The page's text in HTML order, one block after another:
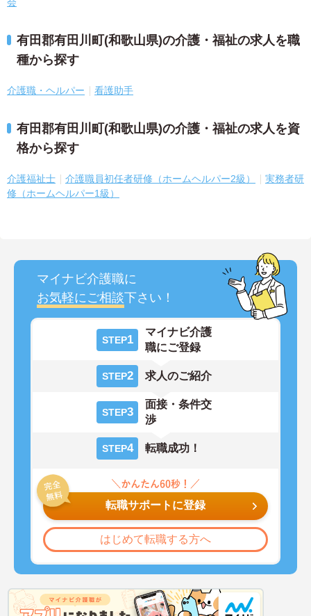
会
有田郡有田川町(和歌山県)の介護・福祉の求人を職
種から探す
介護職・ヘルパー 看護助手
有田郡有田川町(和歌山県)の介護・福祉の求人を資
格から探す
介護福祉士 介護職員初任者研修（ホームヘルパー2級）
実務者研
修（ホームヘルパー1級）
マイナビ介護職に
お気軽にご相談下さい！
STEP1
マイナビ介護
職にご登録
STEP2 求人のご紹介
STEP3
面接・条件交
渉
STEP4 転職成功！
転職サポートに登録
はじめて転職する方へ